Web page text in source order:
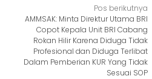
Pos berikutnya
AMMSAK: Minta Direktur Utama BRI
Copot Kepala Unit BRI Cabang
Rokan Hilir Karena Diduga Tidak
Profesional dan Diduga Terlibat
Dalam Pemberian KUR Yang Tidak
Sesuai SOP